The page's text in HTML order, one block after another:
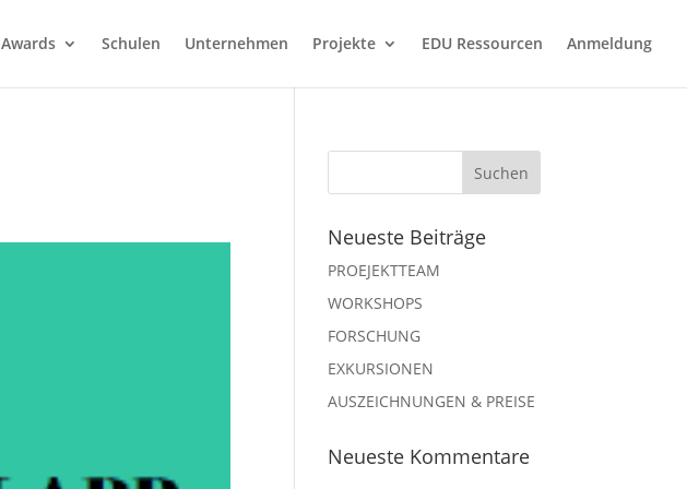
Awards Schulen Unternehmen Projekte EDU Ressourcen Anmeldung
Neueste Beiträge
PROEJEKTTEAM
WORKSHOPS
FORSCHUNG
EXKURSIONEN
AUSZEICHNUNGEN & PREISE
Neueste Kommentare